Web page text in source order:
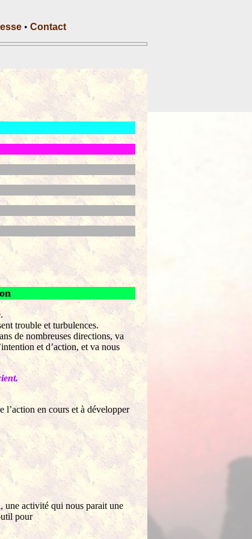
• Contact
trouble et turbulences.
de nombreuses directions, va
et d’action, et va nous
l’action en cours et à développer
une activité qui nous parait une
pour